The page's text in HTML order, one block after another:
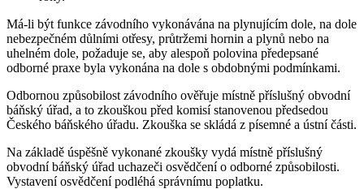
Má-li být funkce závodního vykonávána na plynujícím dole, na dole
nebezpečném důlními otřesy, průtržemi hornin a plynů nebo na
uhelném dole, požaduje se, aby alespoň polovina předepsané
odborné praxe byla vykonána na dole s obdobnými podmínkami.
Odbornou způsobilost závodního ověřuje místně příslušný obvodní
báňský úřad, a to zkouškou před komisí stanovenou předsedou
Českého báňského úřadu. Zkouška se skládá z písemné a ústní části.
Na základě úspěšně vykonané zkoušky vydá místně příslušný
obvodní báňský úřad uchazeči osvědčení o odborné způsobilosti.
Vystavení osvědčení podléhá správnímu poplatku.